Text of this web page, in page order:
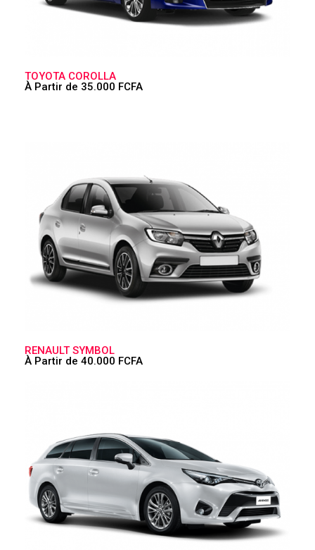
TOYOTA COROLLA
À Partir de 35.000 FCFA
RENAULT SYMBOL
À Partir de 40.000 FCFA